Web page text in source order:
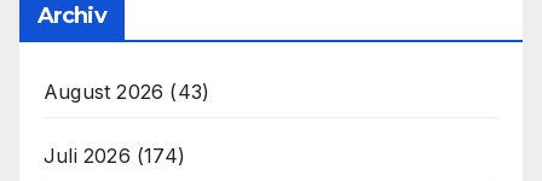
Archiv
August 2026 (43)
Juli 2026 (174)